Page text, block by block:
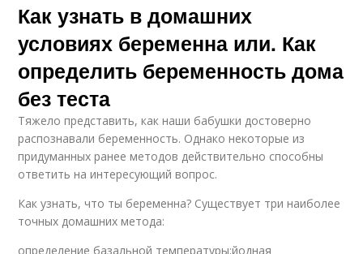
Как узнать в домашних
условиях беременна или. Как
определить беременность дома
без теста
Тяжело представить, как наши бабушки достоверно
распознавали беременность. Однако некоторые из
придуманных ранее методов действительно способны
ответить на интересующий вопрос.
Как узнать, что ты беременна? Существует три наиболее
точных домашних метода:
определение базальной температуры;йодная